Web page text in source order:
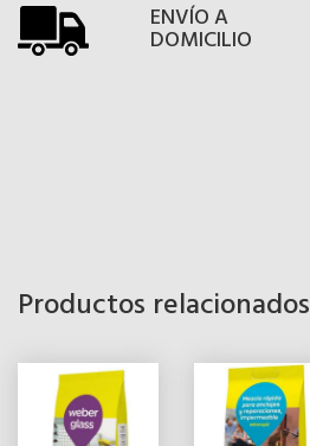
ENVÍO A
DOMICILIO
Productos relacionados